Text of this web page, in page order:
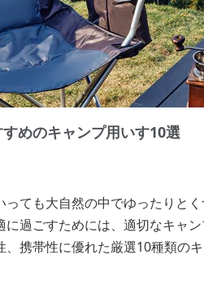
めのキャンプ用いす10選
ても大自然の中でゆったりとく
に過ごすためには、適切なキャ
携帯性に優れた厳選10種類の